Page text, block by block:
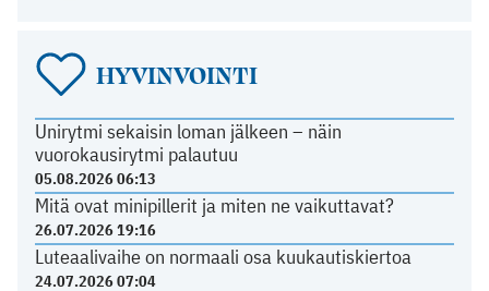
HYVINVOINTI
Unirytmi sekaisin loman jälkeen – näin
vuorokausirytmi palautuu
05.08.2026 06:13
Mitä ovat minipillerit ja miten ne vaikuttavat?
26.07.2026 19:16
Luteaalivaihe on normaali osa kuukautiskiertoa
24.07.2026 07:04